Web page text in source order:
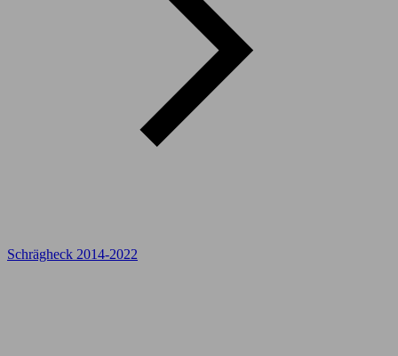
Schrägheck 2014-2022